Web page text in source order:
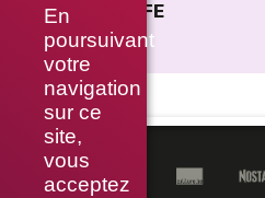
En
poursuivant
votre
navigation
sur ce
site,
vous
acceptez
A GERMAN LIFE
Régie